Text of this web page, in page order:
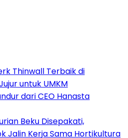
Thinwall Terbaik di
untuk UMKM
dari CEO Hanasta
Beku Disepakati,
Jalin Kerja Sama Hortikultura